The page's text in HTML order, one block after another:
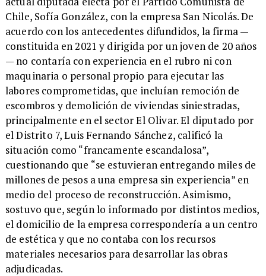
Chile, Sofía González, con la empresa San Nicolás. De
acuerdo con los antecedentes difundidos, la firma —
constituida en 2021 y dirigida por un joven de 20 años
— no contaría con experiencia en el rubro ni con
maquinaria o personal propio para ejecutar las
labores comprometidas, que incluían remoción de
escombros y demolición de viviendas siniestradas,
principalmente en el sector El Olivar. El diputado por
el Distrito 7, Luis Fernando Sánchez, calificó la
situación como “francamente escandalosa”,
cuestionando que “se estuvieran entregando miles de
millones de pesos a una empresa sin experiencia” en
medio del proceso de reconstrucción. Asimismo,
sostuvo que, según lo informado por distintos medios,
el domicilio de la empresa correspondería a un centro
de estética y que no contaba con los recursos
materiales necesarios para desarrollar las obras
adjudicadas.